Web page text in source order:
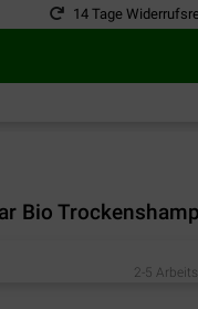
14 Tage
Bio
2-5